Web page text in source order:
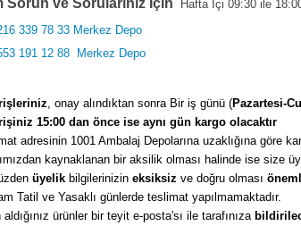
Sorun ve Sorularınız İçin Hafta İçi 09:30 ile
339 78 33 Merkez Depo
191 12 88 Merkez Depo
, onay alındıktan sonra Bir iş günü (Pazartesi-
15:00 dan önce ise aynı gün kargo olacaktır
adresinin 1001 Ambalaj Depolarına uzaklığına göre
kaynaklanan bir aksilik olması halinde ise size
üyelik bilgilerinizin eksiksiz ve doğru olması
Tatil ve Yasaklı günlerde teslimat yapılmamaktadır.
aldığınız ürünler bir teyit e-posta'sı ile tarafınıza